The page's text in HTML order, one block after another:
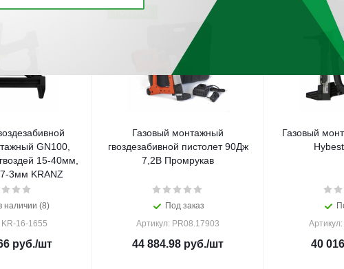
GN100,
15-40мм,
3мм KRANZ
наличии (8)
KR-16-1655
руб./шт
НОВИНКА
Газовый монтажный
гвоздезабивной пистолет 90Дж
7,2В Промрукав
Под заказ
Артикул: PR08.17903
44 884.98 руб./шт
Газовый
40 016